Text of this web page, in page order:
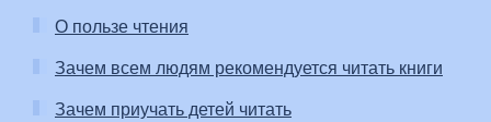
О пользе чтения
Зачем всем людям рекомендуется читать книги
Зачем приучать детей читать